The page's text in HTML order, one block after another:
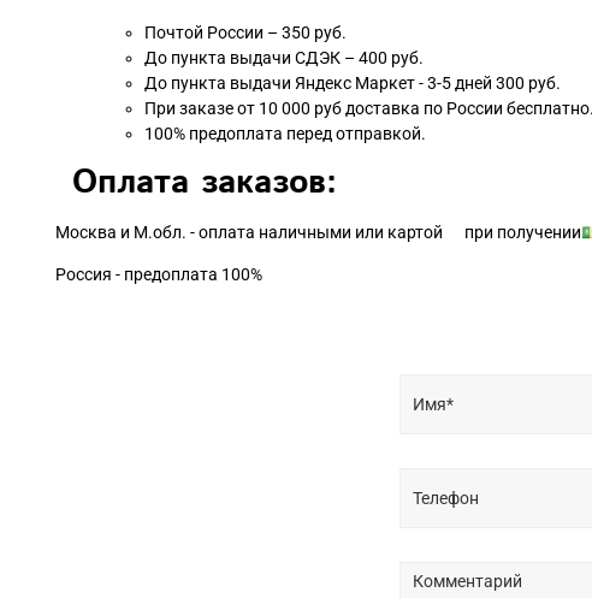
Почтой России – 350 руб.
До пункта выдачи СДЭК – 400 руб.
До пункта выдачи Яндекс Маркет - 3-5 дней 300 руб.
При заказе от 10 000 руб доставка по России бесплатно.
100% предоплата перед отправкой.
Оплата заказов:
Москва и М.обл. - оплата наличными или картой при
Россия - предоплата 100%